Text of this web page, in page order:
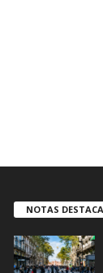
NOTAS